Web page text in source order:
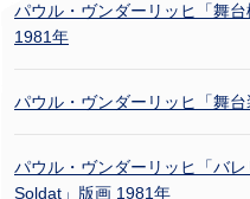
パウル・ヴンダーリッヒ「舞
1981年
パウル・ヴンダーリッヒ「舞
パウル・ヴンダーリッヒ「バ
Soldat」版画 1981年